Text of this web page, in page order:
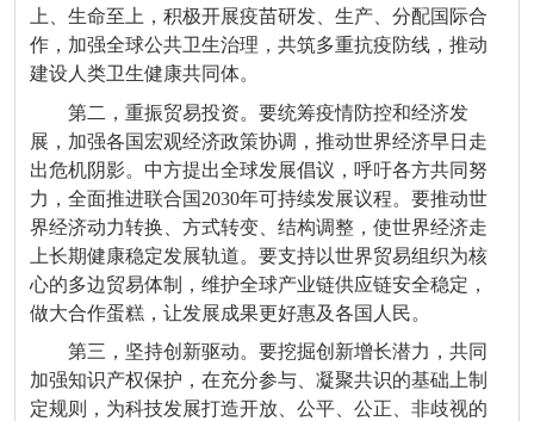
上、生命至上，积极开展疫苗研发、生产、分配国际合
作，加强全球公共卫生治理，共筑多重抗疫防线，推动
建设人类卫生健康共同体。
第二，重振贸易投资。要统筹疫情防控和经济发
展，加强各国宏观经济政策协调，推动世界经济早日走
出危机阴影。中方提出全球发展倡议，呼吁各方共同努
力，全面推进联合国2030年可持续发展议程。要推动世
界经济动力转换、方式转变、结构调整，使世界经济走
上长期健康稳定发展轨道。要支持以世界贸易组织为核
心的多边贸易体制，维护全球产业链供应链安全稳定，
做大合作蛋糕，让发展成果更好惠及各国人民。
第三，坚持创新驱动。要挖掘创新增长潜力，共同
加强知识产权保护，在充分参与、凝聚共识的基础上制
定规则，为科技发展打造开放、公平、公正、非歧视的